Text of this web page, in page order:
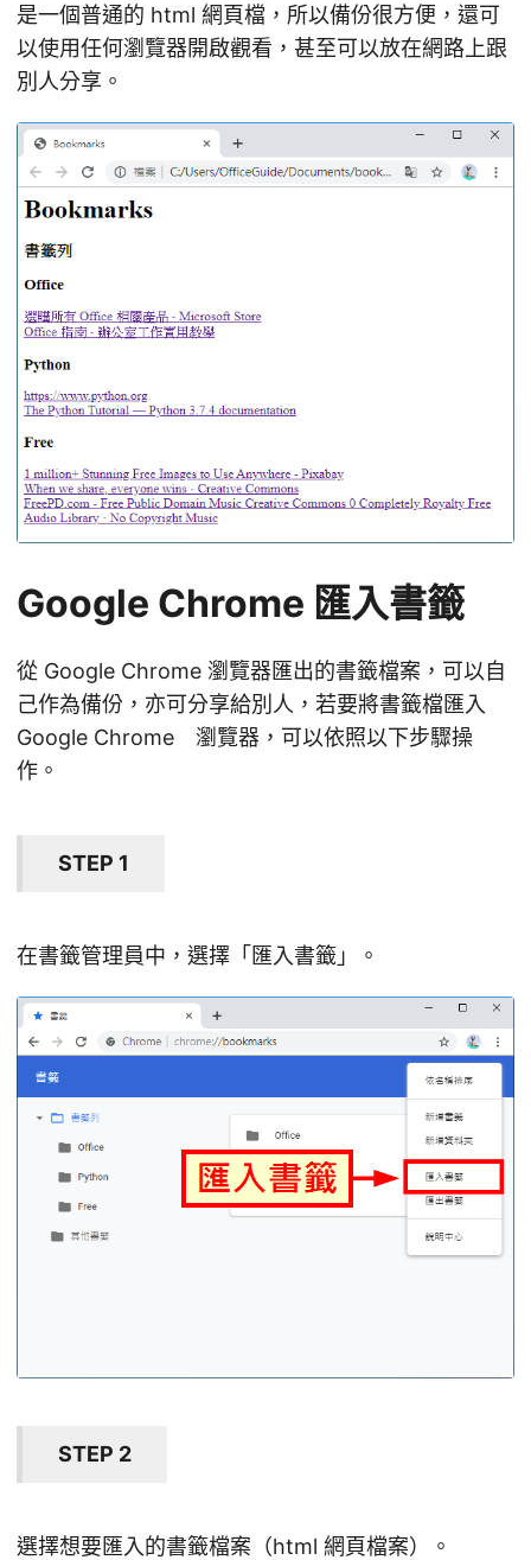
是一個普通的 html 網頁檔，所以備份很方便，還可
以使用任何瀏覽器開啟觀看，甚至可以放在網路上跟
別人分享。
Google Chrome 匯入書籤
從 Google Chrome 瀏覽器匯出的書籤檔案，可以自
己作為備份，亦可分享給別人，若要將書籤檔匯入
Google Chrome 瀏覽器，可以依照以下步驟操
作。
STEP 1
在書籤管理員中，選擇「匯入書籤」。
STEP 2
選擇想要匯入的書籤檔案（html 網頁檔案）。